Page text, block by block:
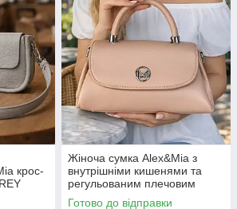
крос-
Жіноча сумка Alex&Mia з
внутрішніми кишенями та
регульованим плечовим
ременем рожева
Готово до відправки